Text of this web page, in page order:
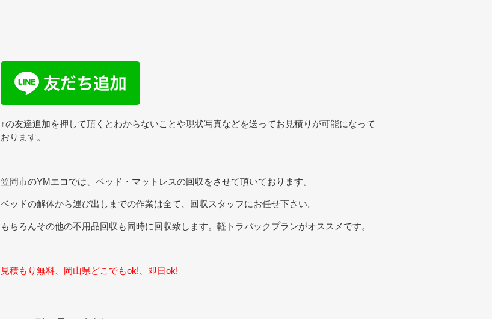
↑の友達追加を押して頂くとわからないことや現状写真などを送ってお見積りが可能になって
おります。
笠岡市のYMエコでは、ベッド・マットレスの回収をさせて頂いております。
ベッドの解体から運び出しまでの作業は全て、回収スタッフにお任せ下さい。
もちろんその他の不用品回収も同時に回収致します。軽トラパックプランがオススメです。
見積もり無料、岡山県どこでもok!、即日ok!